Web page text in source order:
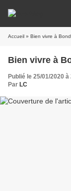
Accueil » Bien vivre à
Bien vivre à
Publié le 25/01/2020 à
Par LC